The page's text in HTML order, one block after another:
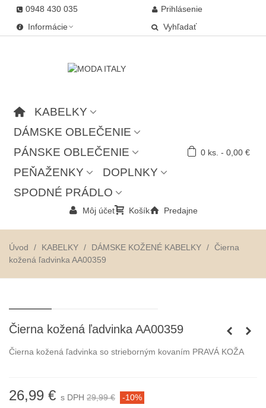
0948 430 035
Informácie
Prihlásenie
Vyhľadať
KABELKY
DÁMSKE OBLEČENIE
PÁNSKE OBLEČENIE
PEŇAŽENKY
DOPLNKY
SPODNÉ PRÁDLO
0 ks. - 0,00 €
Môj účet Košík Predajne
Úvod / KABELKY / DÁMSKE KOŽENÉ KABELKY / Čierna
kožená ľadvinka AA00359
Čierna kožená ľadvinka AA00359
Čierna kožená ľadvinka so strieborným kovaním PRAVÁ KOŽA
26,99 € s DPH 29,99 €
-10%